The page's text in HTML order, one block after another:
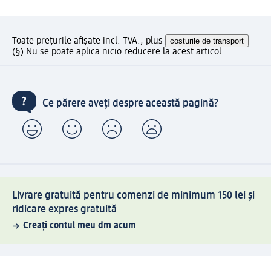
Toate prețurile afișate incl. TVA., plus costurile de transport
(§) Nu se poate aplica nicio reducere la acest articol.
Ce părere aveți despre această pagină?
Livrare gratuită pentru comenzi de minimum 150 lei și
ridicare expres gratuită
Creați contul meu dm acum